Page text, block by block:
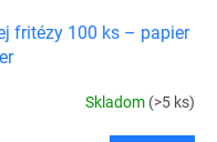
fritézy 100 ks – papier
Skladom (>5 ks)